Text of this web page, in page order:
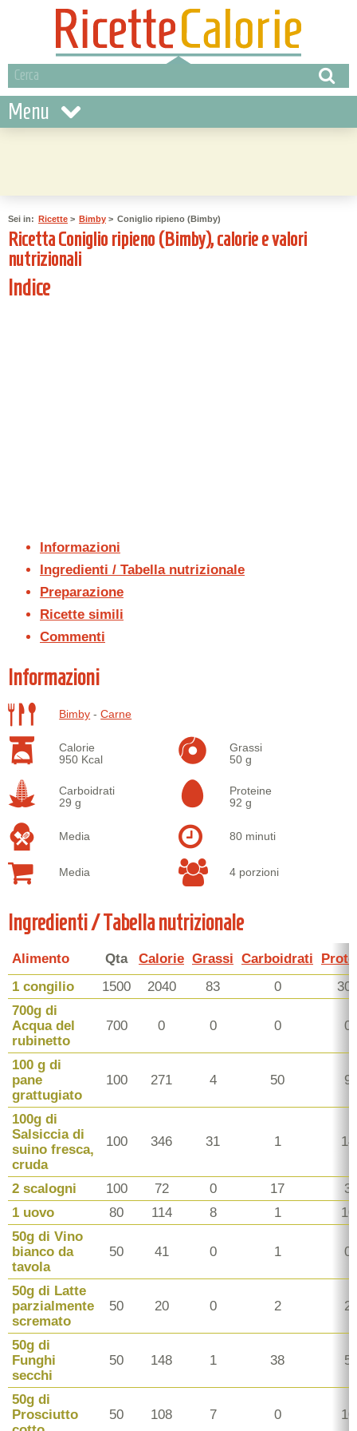
Menu
Sei in: Ricette > Bimby > Coniglio ripieno (Bimby)
Ricetta Coniglio ripieno (Bimby), calorie e valori
nutrizionali
Indice
Informazioni
Ingredienti / Tabella nutrizionale
Preparazione
Ricette simili
Commenti
Informazioni
Bimby -Carne
Calorie
950 Kcal
Grassi
50 g
Carboidrati
29 g
Proteine
92 g
Media 80 minuti
Media 4 porzioni
Ingredienti / Tabella nutrizionale
Alimento Qta Calorie Grassi Carboidrati
1 congilio
1500 2040 83 0
700g di
Acqua del
rubinetto
700 0 0 0 0
100 g di
pane
grattugiato
100 271 4 50 9
100g di
Salsiccia di
suino fresca,
cruda
100 346 31 1 14
2 scalogni 100 72 0 17
3
1 uovo
80 114 8 1
10
50g di Vino
bianco da
tavola
50 41 0 1 0
50g di Latte
parzialmente
scremato
50 20 0 2 2
50g di
Funghi
secchi
50 148 1 38 5
50g di
Prosciutto
50 108 7 0 10